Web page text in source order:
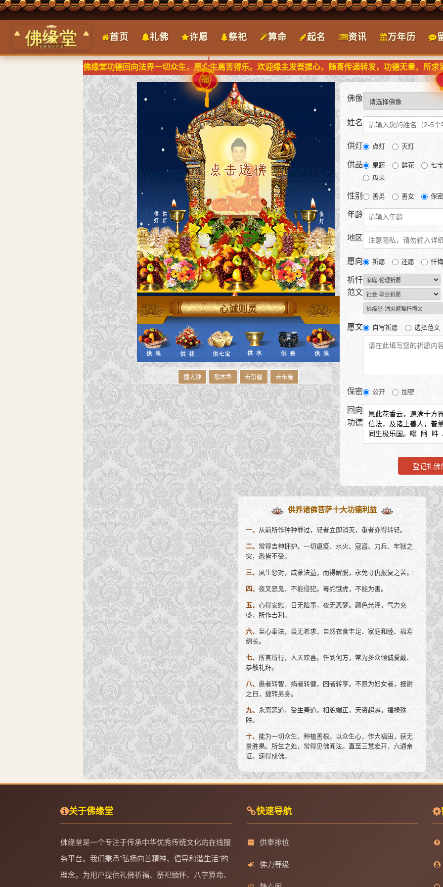
首页 礼佛 许愿 祭祀 算命 起名 资讯 万年历
佛缘堂功德回向法界一切众生，愿众生离苦得乐。欢迎缘主发菩提心，随喜传递转发，功德无量，所求
福
心诚则灵
撞大钟 敲木鱼 击引磬
佛像
姓名
供灯 点灯 灭灯
供品 果蔬 鲜花
七宝
瓜果
性别 善男 善女 保密
年龄
地区
愿向 祈愿 还愿 忏悔
祈忏
范文
愿文 自写祈愿 选择范文
保密 公开 加密
回向
功德
登记礼佛
供养诸佛菩萨十大功德利益
一、 从前所作种种罪过，轻者立即消灭，重者亦得转轻。
二、 常得吉神拥护。一切瘟疫、水火、寇盗、刀兵、牢狱之
灾，悉皆不受。
三、 夙生怨对，咸蒙法益，而得解脱，永免寻仇报复之苦。
四、 夜叉恶鬼，不能侵犯。毒蛇饿虎，不能为害。
五、 心得安慰，日无险事，夜无恶梦。颜色光泽，气力充
盛，所作吉利。
六、 至心奉法，虽无希求，自然衣食丰足、家庭和睦、福寿
绵长。
七、 所言所行，人天欢喜。任到何方，常为多众倾诚爱戴、
恭敬礼拜。
八、 愚者转智，病者转健，困者转亨。不愿为妇女者，报谢
之日，捷转男身。
九、 永离恶道，受生善道。相貌端正，天资超越，福禄殊
胜。
十、 能为一切众生，种植善根。以众生心，作大福田，获无
量胜果。所生之处，常得见佛闻法。直至三慧宏开，六通亲
证，速得成佛。
关于佛缘堂
佛缘堂是一个专注于传承中华优秀传统文化的在线服
务平台。我们秉承"弘扬向善精神、倡导和谐生活"的
理念，为用户提供礼佛祈福、祭祀缅怀、八字算命、
快速导航
供奉排位
佛力等级